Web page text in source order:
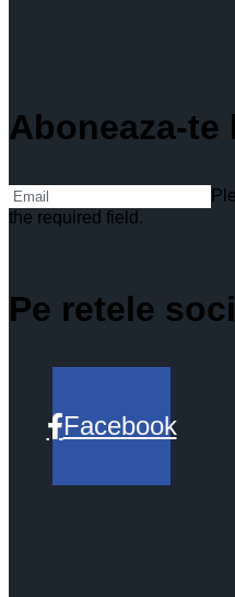
Aboneaza-te
the required field.
Pe retele
Facebook